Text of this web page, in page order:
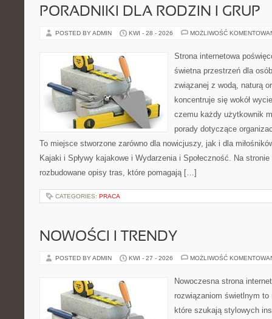
PORADNIKI DLA RODZIN I GRUP
POSTED BY ADMIN KWI - 28 - 2026 MOŻLIWOŚĆ
Strona internetowa
świetna przestrzeń dla
związanej z wodą, naturą
koncentruje się wokół
czemu każdy użytkownik
porady dotyczące
To miejsce stworzone zarówno dla nowicjuszy, jak i dla
Kajaki i Spływy kajakowe i Wydarzenia i Społeczność. Na
rozbudowane opisy tras, które pomagają […]
CATEGORIES: PRACA
NOWOŚCI I TRENDY
POSTED BY ADMIN KWI - 27 - 2026 MOŻLIWOŚĆ
Nowoczesna strona
rozwiązaniom świetlnym
które szukają stylowych